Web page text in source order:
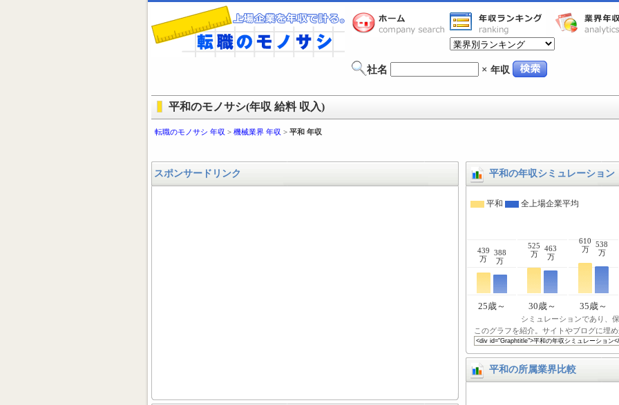
社名 × 年収
平和のモノサシ(年収 給料 収入)
転職のモノサシ 年収 > 機械業界 年収 > 平和 年収
スポンサードリンク 平和の年収シミュレーション
平和 全上場企業平均
439
万
388
万
525
万
463
万
610
万
538
万
25歳～ 30歳～ 35歳～
シミュレーションであり、
このグラフを紹介。サイトやブログに埋
平和の所属業界比較